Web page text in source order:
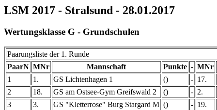
LSM 2017 - Stralsund - 28.01.2017
Wertungsklasse G - Grundschulen
Paarungsliste der 1. Runde
PaarN MNr Mannschaft Punkte - MNr
1
1. GS Lichtenhagen 1 () - 17.
2
18. GS am Ostsee-Gym Greifswald 2 () - 2.
3
3. GS "Kletterrose" Burg Stargard M () - 19.